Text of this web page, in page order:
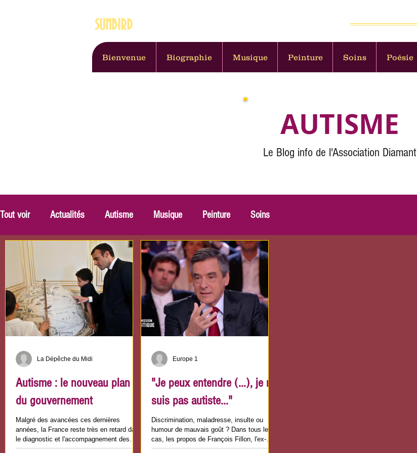
SUNBIRD
Bienvenue Biographie Musique Peinture Soins Poésie
AUTISME
Le Blog info de l'Association Diamant
Tout voir Actualités Autisme Musique Peinture Soins
Autisme : le nouveau plan
du gouvernement
Malgré des avancées ces dernières
années, la France reste très en retard dans
le diagnostic et l'accompagnement des
personnes autistes....
La Dépêche du Midi
"Je peux entendre (...), je ne
suis pas autiste..."
Discrimination, maladresse, insulte ou
humour de mauvais goût ? Dans tous les
cas, les propos de François Fillon, l'ex-
Premier Ministre,...
Europe 1